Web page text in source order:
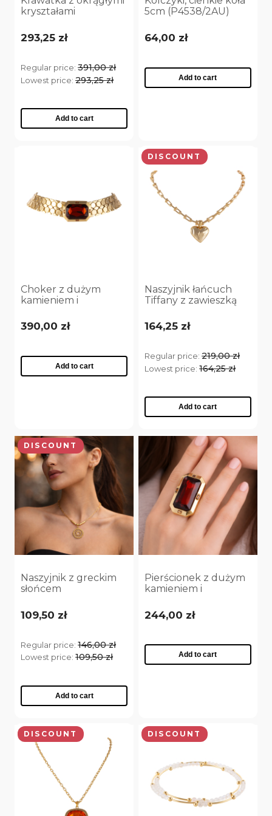
Zamsz wino
Biały (1)
yes (440)
kryształami
293,25 zł
Regular price:391,00 zł
Lowest price:293,25 zł
Add to cart
5cm (P4538/2AU)
64,00 zł
Add to cart
Choker z dużym
kamieniem i
kryształkami Preciosa
(C25/JES/54AU)
390,00 zł
Add to cart
Naszyjnik łańcuch
Tiffany z zawieszką
(C25/JES/92AU)
164,25 zł
Regular price:219,00 zł
Lowest price:164,25 zł
Add to cart
DISCOUNT
Naszyjnik z greckim
słońcem
109,50 zł
Regular price:146,00 zł
Lowest price:109,50 zł
Add to cart
DISCOUNT
Pierścionek z dużym
kamieniem i
kryształkami Preciosa
(R25/JES/37AU)
244,00 zł
Add to cart
DISCOUNT DISCOUNT